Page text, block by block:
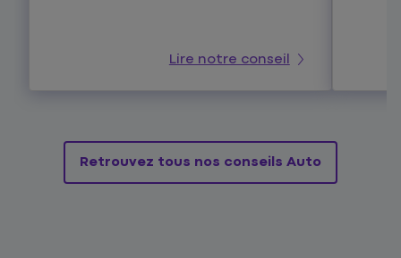
Lire notre conseil
Retrouvez tous nos conseils Auto